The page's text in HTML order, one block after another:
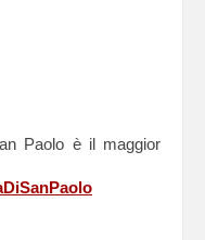
Paolo è il maggior